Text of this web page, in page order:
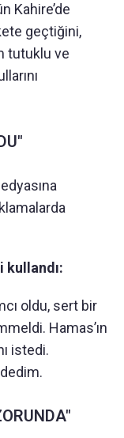
Kahire’de
geçtiğini,
tutuklu ve
kullandı:
oldu, sert bir
Hamas’ın
istedi.